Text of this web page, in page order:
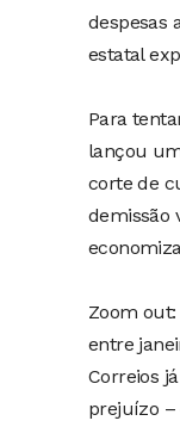
despesas
estatal
Para
lançou
corte de
demissão
Zoom out:
entre
Correios
prejuízo –